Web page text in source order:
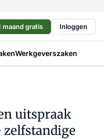
maand gratis Inloggen
Werkgeverszaken
uitspraak